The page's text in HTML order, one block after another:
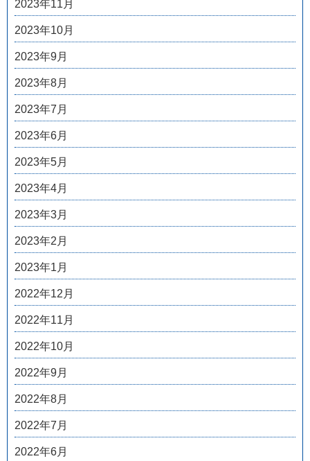
2023年11月
2023年10月
2023年9月
2023年8月
2023年7月
2023年6月
2023年5月
2023年4月
2023年3月
2023年2月
2023年1月
2022年12月
2022年11月
2022年10月
2022年9月
2022年8月
2022年7月
2022年6月